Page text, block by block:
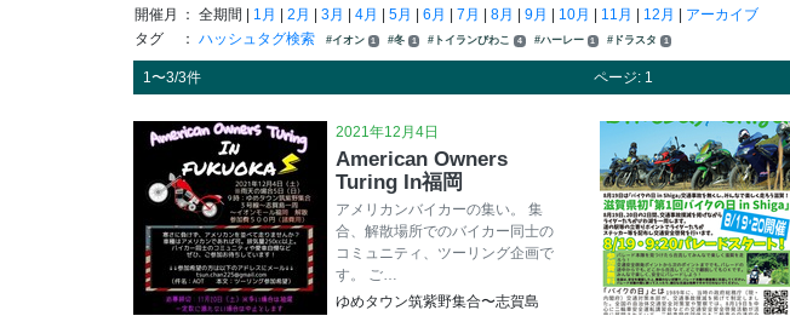
開催月
： 全期間 | 1月 | 2月 | 3月 | 4月 | 5月 | 6月 | 7月 | 8月 | 9月 | 10月 | 11月 | 12月 | アーカイブ
タグ
： ハッシュタグ検索 #イオン 1 #冬 1 #トイランびわこ 4 #ハーレー 1 #ドラスタ 1
1〜3/3件 ページ: 1
2021年12月4日
American Owners
Turing In福岡
アメリカンバイカーの集い。 集
合、解散場所でのバイカー同士の
コミュニティ、ツーリング企画で
す。 ご…
ゆめタウン筑紫野集合〜志賀島